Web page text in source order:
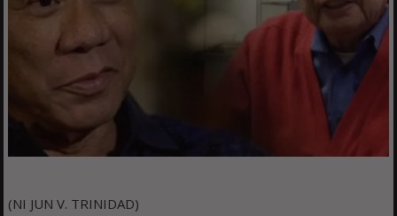
(NI JUN V. TRINIDAD)